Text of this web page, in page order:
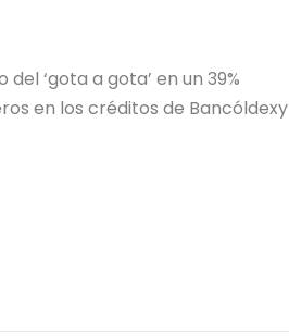
‘gota a gota’ en un 39%
en los créditos de Bancóldexy